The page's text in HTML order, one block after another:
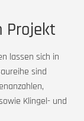
Projekt
lassen sich in
sind
Klingel- und